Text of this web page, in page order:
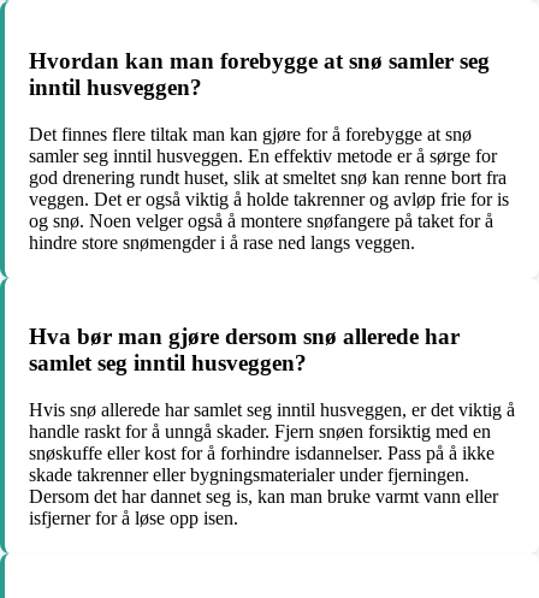
Hvordan kan man forebygge at snø samler seg
inntil husveggen?
Det finnes flere tiltak man kan gjøre for å forebygge at snø
samler seg inntil husveggen. En effektiv metode er å sørge for
god drenering rundt huset, slik at smeltet snø kan renne bort fra
veggen. Det er også viktig å holde takrenner og avløp frie for is
og snø. Noen velger også å montere snøfangere på taket for å
hindre store snømengder i å rase ned langs veggen.
Hva bør man gjøre dersom snø allerede har
samlet seg inntil husveggen?
Hvis snø allerede har samlet seg inntil husveggen, er det viktig å
handle raskt for å unngå skader. Fjern snøen forsiktig med en
snøskuffe eller kost for å forhindre isdannelser. Pass på å ikke
skade takrenner eller bygningsmaterialer under fjerningen.
Dersom det har dannet seg is, kan man bruke varmt vann eller
isfjerner for å løse opp isen.